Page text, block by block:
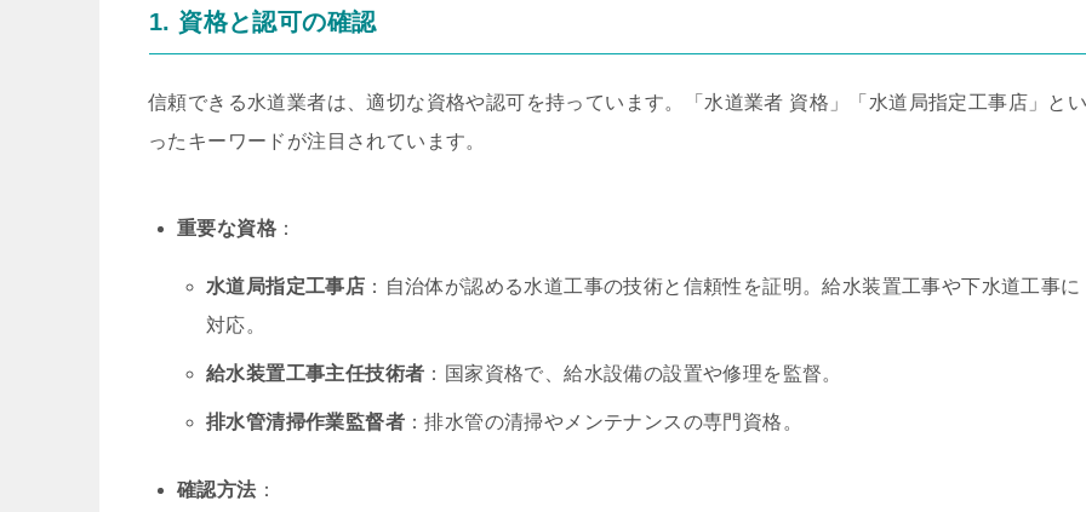
1. 資格と認可の確認
信頼できる水道業者は、適切な資格や認可を持っています。「水道業者 資格」「水道局指定工事店」と
ったキーワードが注目されています。
重要な資格 ：
水道局指定工事店 ：自治体が認める水道工事の技術と信頼性を証明。給水装置工事や下水道工事に
対応。
給水装置工事主任技術者 ：国家資格で、給水設備の設置や修理を監督。
排水管清掃作業監督者 ：排水管の清掃やメンテナンスの専門資格。
確認方法 ：